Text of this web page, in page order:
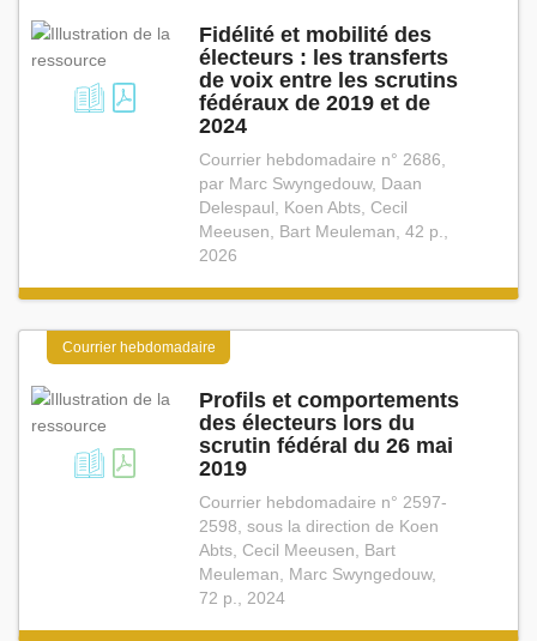
Fidélité et mobilité des
électeurs : les transferts
de voix entre les scrutins
fédéraux de 2019 et de
2024
Courrier hebdomadaire n° 2686,
par Marc Swyngedouw, Daan
Delespaul, Koen Abts, Cecil
Meeusen, Bart Meuleman, 42 p.,
2026
Courrier hebdomadaire
Profils et comportements
des électeurs lors du
scrutin fédéral du 26 mai
2019
Courrier hebdomadaire n° 2597-
2598, sous la direction de Koen
Abts, Cecil Meeusen, Bart
Meuleman, Marc Swyngedouw,
72 p., 2024